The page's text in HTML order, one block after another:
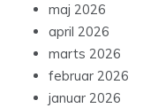
maj 2026
april 2026
marts 2026
februar 2026
januar 2026